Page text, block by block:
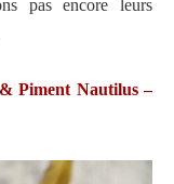
pas encore leurs
Piment Nautilus –